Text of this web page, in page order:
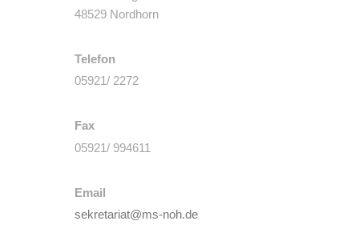
48529 Nordhorn
Telefon
05921/ 2272
Fax
05921/ 994611
Email
sekretariat@ms-noh.de